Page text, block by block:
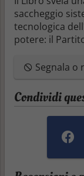
saccheggio
tecnologica
potere: il
Segnala o
Condividi